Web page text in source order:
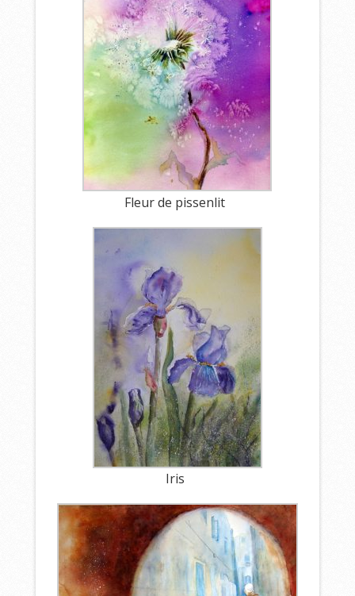
Fleur de pissenlit
Iris